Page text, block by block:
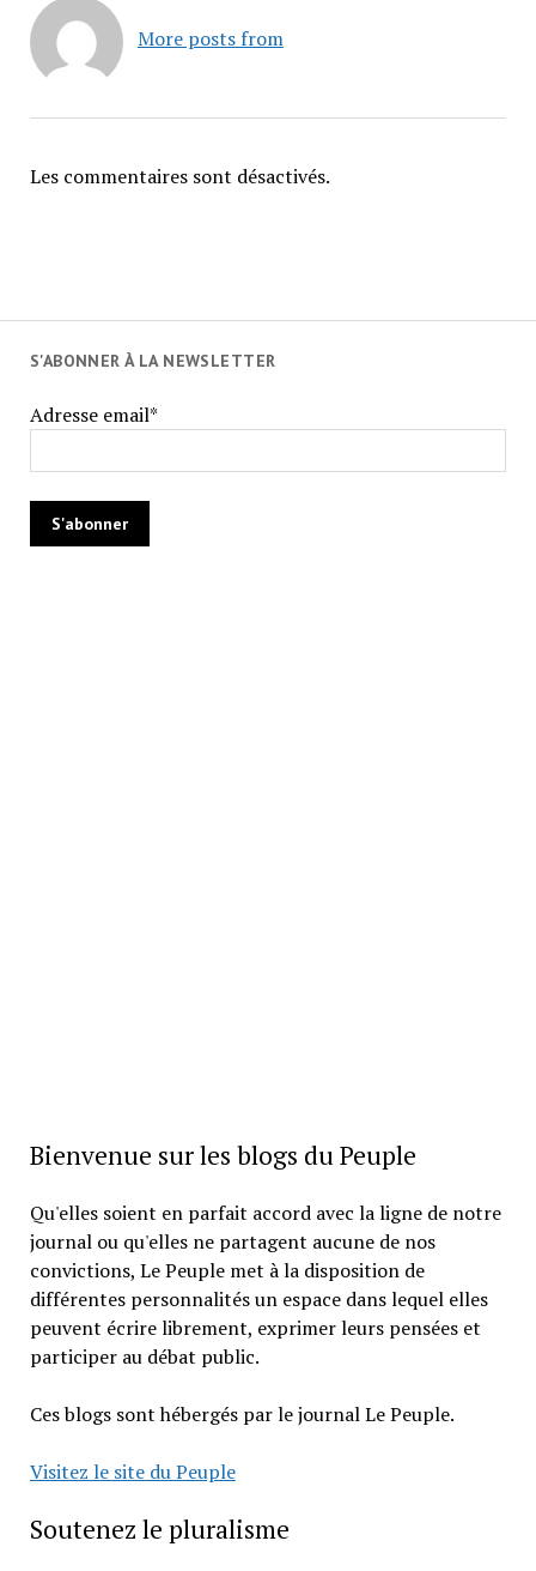
More posts from
Les commentaires sont désactivés.
S'ABONNER À LA NEWSLETTER
Adresse email*
Bienvenue sur les blogs du Peuple
Qu'elles soient en parfait accord avec la ligne de notre
journal ou qu'elles ne partagent aucune de nos
convictions, Le Peuple met à la disposition de
différentes personnalités un espace dans lequel elles
peuvent écrire librement, exprimer leurs pensées et
participer au débat public.
Ces blogs sont hébergés par le journal Le Peuple.
Visitez le site du Peuple
Soutenez le pluralisme